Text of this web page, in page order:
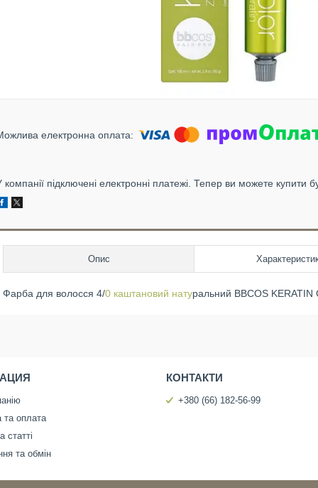
компанії підключені електронні платежі. Тепер ви можете купити
Опис
Фарба для волосся 4/0 каштановий натуральний BBCOS
та оплата
статті
та обмін
КОНТАКТИ
+380 (66) 182-56-99